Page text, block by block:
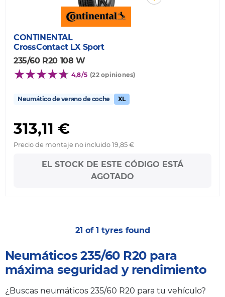
CONTINENTAL
CrossContact LX Sport
235/60 R20 108 W
4,8/5 (22 opiniones)
Neumático de verano de coche XL
313,11 €
Precio de montaje no incluido 19,85 €
EL STOCK DE ESTE CÓDIGO ESTÁ
AGOTADO
21 of 1 tyres found
Neumáticos 235/60 R20 para
máxima seguridad y rendimiento
¿Buscas neumáticos 235/60 R20 para tu vehículo?